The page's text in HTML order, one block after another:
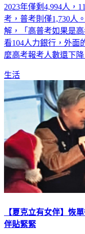
2023年僅剩4,994人，
考，普考則僅1,730人
解，「高普考如果是
看104人力銀行，外面
麼高考報考人數還下
生活
【夏克立有女伴】恢
伴貼緊緊